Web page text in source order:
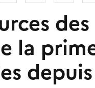
des
la